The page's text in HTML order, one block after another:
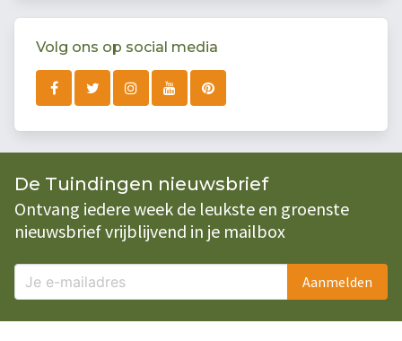
Volg ons op social media
De Tuindingen nieuwsbrief
Ontvang iedere week de leukste en groenste
nieuwsbrief vrijblijvend in je mailbox
Aanmelden